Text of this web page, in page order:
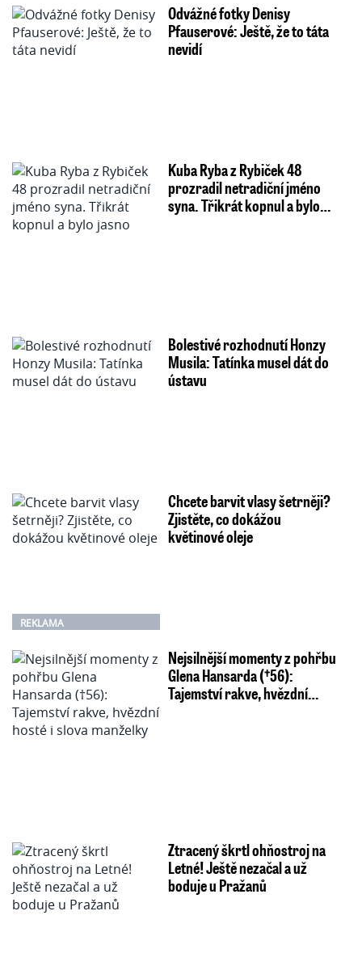
Odvážné fotky Denisy
Pfauserové: Ještě, že to táta
nevidí
Kuba Ryba z Rybiček 48
prozradil netradiční jméno
syna. Třikrát kopnul a bylo…
Bolestivé rozhodnutí Honzy
Musila: Tatínka musel dát do
ústavu
REKLAMA
Chcete barvit vlasy šetrněji?
Zjistěte, co dokážou
květinové oleje
Nejsilnější momenty z pohřbu
Glena Hansarda (†56):
Tajemství rakve, hvězdní…
Ztracený škrtl ohňostroj na
Letné! Ještě nezačal a už
boduje u Pražanů